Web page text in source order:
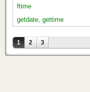
ftime
getdate, gettime
Страницы
1 2 3